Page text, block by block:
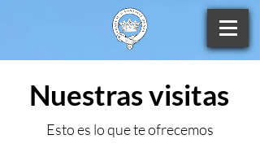
Nuestras visitas
Esto es lo que te ofrecemos